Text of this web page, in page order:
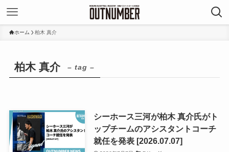
ホーム 柏木 真介
柏木 真介 – tag –
シーホース三河が柏木 真介氏がト
ップチームのアシスタントコーチ
就任を発表 [2026.07.07]